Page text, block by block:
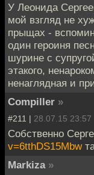
У Леонида
мой взгляд не
прыщах -
один героиня
шурине с
этакого,
ненаглядная и
Compiller »
#211 | 28.07.15 23:57
Собственно
v=6tthDS15Mbw
Markiza »